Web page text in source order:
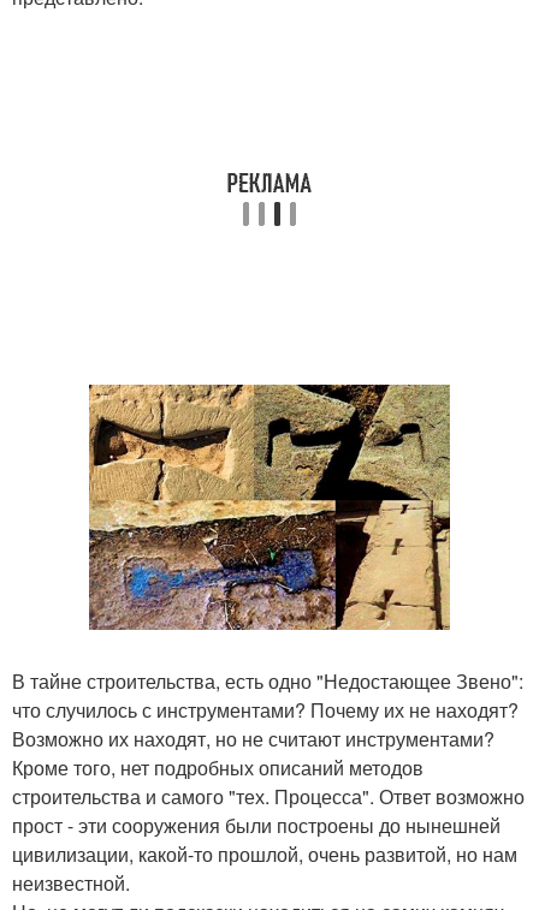
В тайне строительства, есть одно "Недостающее Звено":
что случилось с инструментами? Почему их не находят?
Возможно их находят, но не считают инструментами?
Кроме того, нет подробных описаний методов
строительства и самого "тех. Процесса". Ответ возможно
прост - эти сооружения были построены до нынешней
цивилизации, какой-то прошлой, очень развитой, но нам
неизвестной.